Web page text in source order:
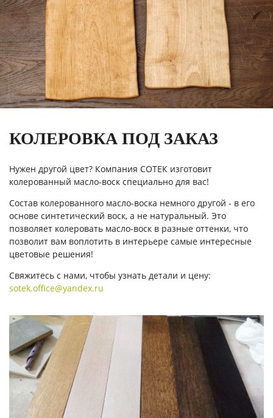
КОЛЕРОВКА ПОД ЗАКАЗ
Нужен другой цвет? Компания СОТЕК изготовит
колерованный масло-воск специально для вас!
Состав колерованного масло-воска немного другой - в его
основе синтетический воск, а не натуральный. Это
позволяет колеровать масло-воск в разные оттенки, что
позволит вам воплотить в интерьере самые интересные
цветовые решения!
Свяжитесь с нами, чтобы узнать детали и цену:
sotek.office@yandex.ru